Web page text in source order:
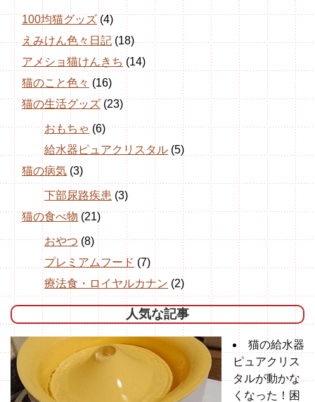
100均猫グッズ(4)
えみけん色々日記(18)
アメショ猫けんきち (14)
猫のこと色々 (16)
猫の生活グッズ (23)
おもちゃ(6)
給水器ピュアクリスタル (5)
猫の病気 (3)
下部尿路疾患 (3)
猫の食べ物 (21)
おやつ(8)
プレミアムフード (7)
療法食・ロイヤルカナン (2)
人気な記事
猫の給水器
ピュアクリス
タルが動かな
くなった！困